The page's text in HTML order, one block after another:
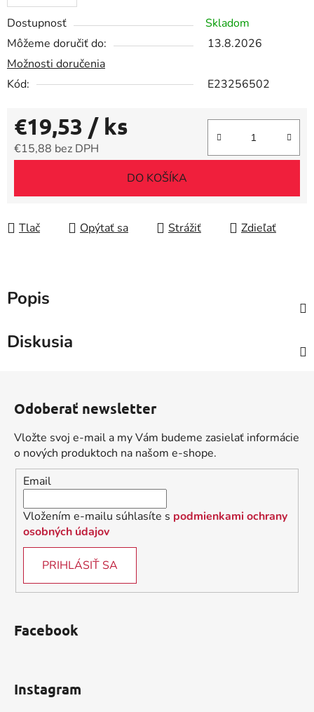
Dostupnosť
Skladom
Môžeme doručiť do:
13.8.2026
Možnosti doručenia
Kód:
E23256502
€19,53 / ks
€15,88 bez DPH
DO KOŠÍKA
Tlač Opýtať sa Strážiť Zdieľať
Popis
Diskusia
Odoberať newsletter
Vložte svoj e-mail a my Vám budeme zasielať informácie
o nových produktoch na našom e-shope.
Email
Vložením e-mailu súhlasíte s podmienkami ochrany
osobných údajov
PRIHLÁSIŤ SA
Facebook
Instagram